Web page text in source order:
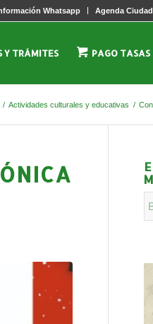
Whatsapp Agenda
Y TRÁMITES PAGO
/ Actividades culturales y educativas /